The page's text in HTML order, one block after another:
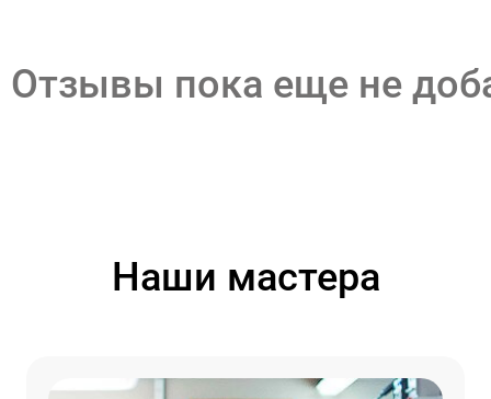
Отзывы пока еще не
Наши мастера